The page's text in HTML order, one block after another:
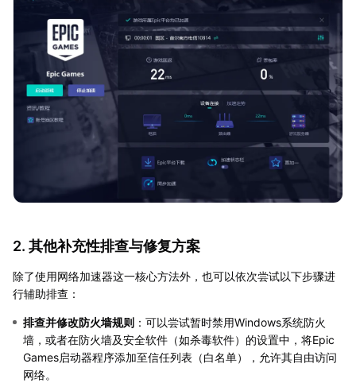
2. 其他补充性排查与修复方案
除了使用网络加速器这一核心方法外，也可以依次尝试以下步骤进
行辅助排查：
排查并修改防火墙规则 ：可以尝试暂时禁用Windows系统防火
墙，或者在防火墙及安全软件（如杀毒软件）的设置中，将Epic
Games启动器程序添加至信任列表（白名单），允许其自由访问
网络。